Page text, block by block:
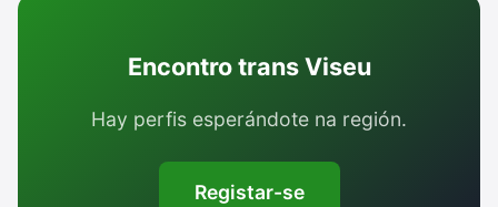
Encontro trans Viseu
Hay perfis esperándote na región.
Registar-se